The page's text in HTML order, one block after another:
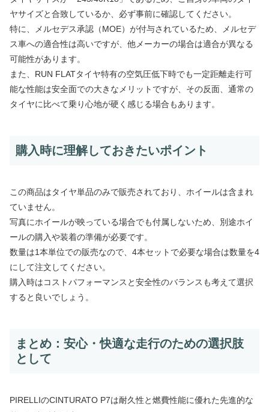
ヤサイズと合致しているか、必ず事前に確認してください。
特に、メルセデス承認（MOE）が付与されているため、メルセデ
ス車への適合性は高いですが、他メーカーの場合は適合が異なる
可能性があります。
また、RUN FLATタイヤ特有の空気圧低下時でも一定距離走行可
能な性能は安全面での大きなメリットですが、その反面、通常の
タイヤに比べて乗り心地が硬く感じる場合もあります。
購入時に理解しておきたいポイント
この商品はタイヤ単品のみで販売されており、ホイールは含まれ
ていません。
写真にホイールが映っている場合でも付属しないため、別途ホイ
ールの購入や装着の準備が必要です。
数量は1本単位での販売なので、4本セットで必要な場合は数量を4
にして注文してください。
購入時はコストパフォーマンスと安全性のバランスも考えて選択
すると良いでしょう。
まとめ：安心・快適な走行のための選択肢
として
PIRELLIのCINTURATO P7は耐久性と燃費性能に優れた先進的な